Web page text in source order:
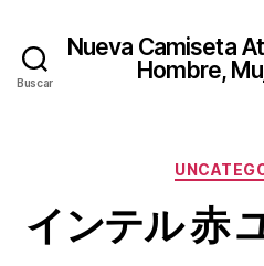
Buscar
Nueva Camiseta
Hombre,
インテル 赤